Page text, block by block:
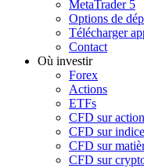
MetaTrader 5
Options de
Télécharger
Contact
Où investir
Forex
Actions
ETFs
CFD sur
CFD sur
CFD sur
CFD sur